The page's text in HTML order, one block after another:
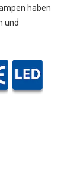
haben
und